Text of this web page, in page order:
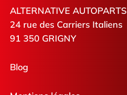
ALTERNATIVE AUTOPARTS
24 rue des Carriers Italiens
91 350 GRIGNY
Blog